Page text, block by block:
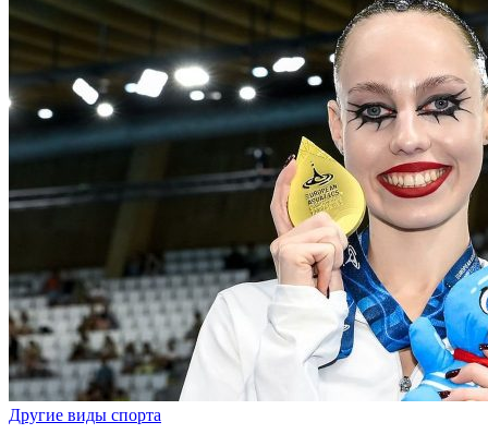
Другие виды спорта